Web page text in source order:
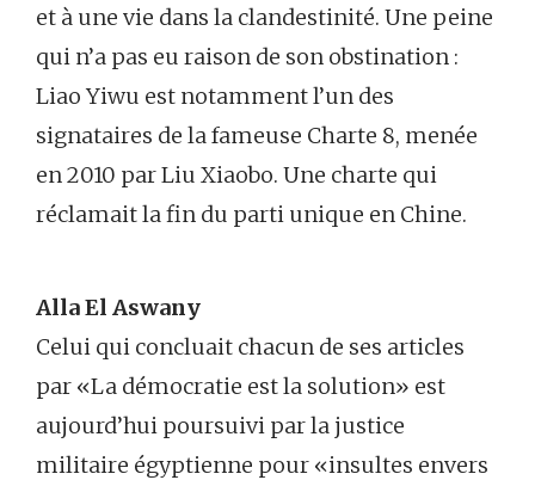
et à une vie dans la clandestinité. Une peine
qui n’a pas eu raison de son obstination :
Liao Yiwu est notamment l’un des
signataires de la fameuse Charte 8, menée
en 2010 par Liu Xiaobo. Une charte qui
réclamait la fin du parti unique en Chine.
Alla El Aswany
Celui qui concluait chacun de ses articles
par «La démocratie est la solution» est
aujourd’hui poursuivi par la justice
militaire égyptienne pour «insultes envers